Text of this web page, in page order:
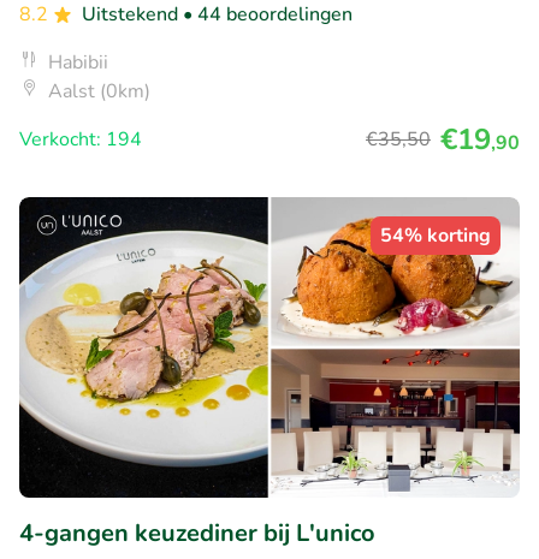
8.2
Uitstekend • 44 beoordelingen
Habibii
Aalst (0km)
Verkocht: 194
€35,50 €19,90
54% korting
4-gangen keuzediner bij L'unico